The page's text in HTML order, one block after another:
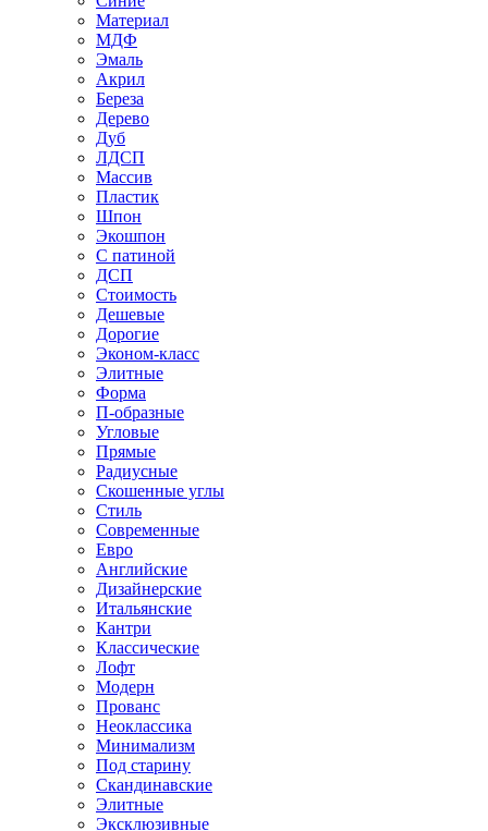
Материал
МДФ
Эмаль
Акрил
Береза
Дерево
Дуб
ЛДСП
Массив
Пластик
Шпон
Экошпон
С патиной
ДСП
Стоимость
Дешевые
Дорогие
Эконом-класс
Элитные
Форма
П-образные
Угловые
Прямые
Радиусные
Скошенные углы
Стиль
Современные
Евро
Английские
Дизайнерские
Итальянские
Кантри
Классические
Лофт
Модерн
Прованс
Неоклассика
Минимализм
Под старину
Скандинавские
Элитные
Эксклюзивные